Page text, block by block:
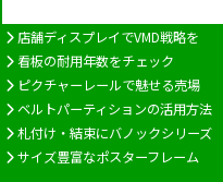
店舗ディスプレイでVMD戦略を
看板の耐用年数をチェック
ピクチャーレールで魅せる売場
ベルトパーティションの活用方法
札付け・結束にバノックシリーズ
サイズ豊富なポスターフレーム